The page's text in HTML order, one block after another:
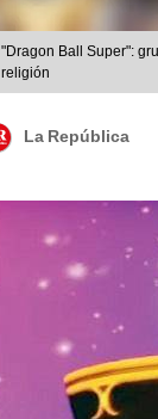
"Dragon Ball Super":
religión
La República